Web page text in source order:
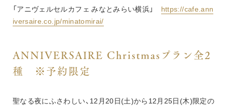
「アニヴェルセルカフェ みなとみらい横浜」 https://cafe.ann
iversaire.co.jp/minatomirai/
ANNIVERSAIRE Christmasプラン全2
種　※予約限定
聖なる夜にふさわしい、12月20日(土)から12月25日(木)限定の